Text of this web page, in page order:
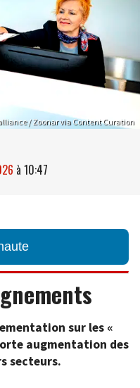
/ Zoonar via Content Curation
à 10:47
sur les «
augmentation des
secteurs.